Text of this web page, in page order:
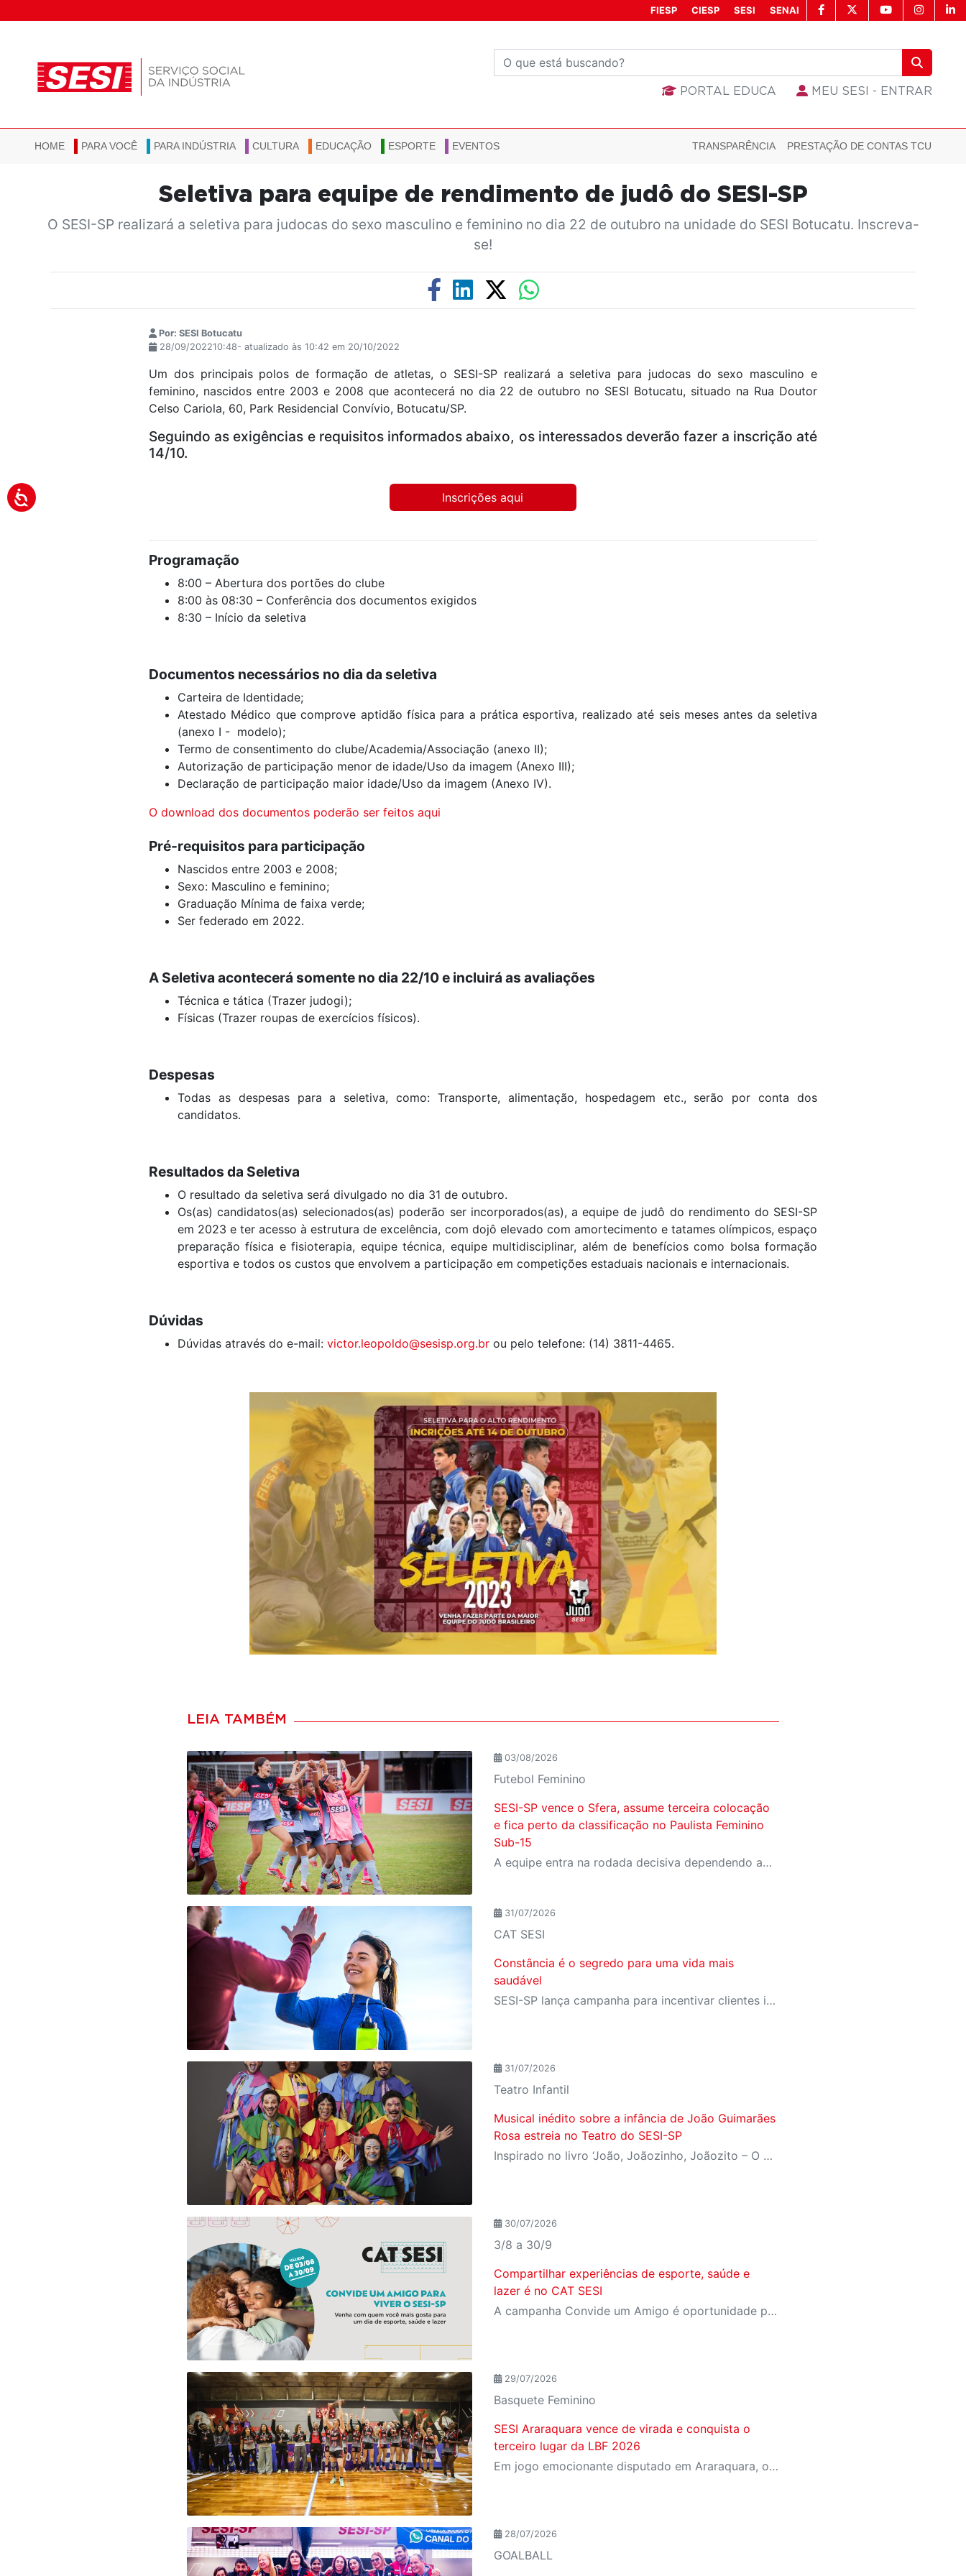
FIESP CIESP SESI SENAI
PORTAL EDUCA MEU SESI - ENTRAR
HOME PARA VOCÊ PARA INDÚSTRIA CULTURA EDUCAÇÃO ESPORTE EVENTOS TRANSPARÊNCIA PRESTAÇÃO DE CONTAS TCU
Seletiva para equipe de rendimento de judô do SESI-SP
O SESI-SP realizará a seletiva para judocas do sexo masculino e feminino no dia 22 de outubro na unidade do SESI Botucatu. Inscreva-
se!
Por: SESI Botucatu
28/09/202210:48- atualizado às 10:42 em 20/10/2022
Um dos principais polos de formação de atletas, o SESI-SP realizará a seletiva para judocas do sexo masculino e
feminino, nascidos entre 2003 e 2008 que acontecerá no dia 22 de outubro no SESI Botucatu, situado na Rua Doutor
Celso Cariola, 60, Park Residencial Convívio, Botucatu/SP.
Seguindo as exigências e requisitos informados abaixo, os interessados deverão fazer a inscrição até
14/10.
Inscrições aqui
Programação
8:00 – Abertura dos portões do clube
8:00 às 08:30 – Conferência dos documentos exigidos
8:30 – Início da seletiva
Documentos necessários no dia da seletiva
Carteira de Identidade;
Atestado Médico que comprove aptidão física para a prática esportiva, realizado até seis meses antes da seletiva
(anexo I - modelo);
Termo de consentimento do clube/Academia/Associação (anexo II);
Autorização de participação menor de idade/Uso da imagem (Anexo III);
Declaração de participação maior idade/Uso da imagem (Anexo IV).
O download dos documentos poderão ser feitos aqui
Pré-requisitos para participação
Nascidos entre 2003 e 2008;
Sexo: Masculino e feminino;
Graduação Mínima de faixa verde;
Ser federado em 2022.
A Seletiva acontecerá somente no dia 22/10 e incluirá as avaliações
Técnica e tática (Trazer judogi);
Físicas (Trazer roupas de exercícios físicos).
Despesas
Todas as despesas para a seletiva, como: Transporte, alimentação, hospedagem etc., serão por conta dos
candidatos.
Resultados da Seletiva
O resultado da seletiva será divulgado no dia 31 de outubro.
Os(as) candidatos(as) selecionados(as) poderão ser incorporados(as), a equipe de judô do rendimento do SESI-SP
em 2023 e ter acesso à estrutura de excelência, com dojô elevado com amortecimento e tatames olímpicos, espaço
preparação física e fisioterapia, equipe técnica, equipe multidisciplinar, além de benefícios como bolsa formação
esportiva e todos os custos que envolvem a participação em competições estaduais nacionais e internacionais.
Dúvidas
Dúvidas através do e-mail: victor.leopoldo@sesisp.org.br ou pelo telefone: (14) 3811-4465.
LEIA TAMBÉM
03/08/2026
Futebol Feminino
SESI-SP vence o Sfera, assume terceira colocação
e fica perto da classificação no Paulista Feminino
Sub-15
A equipe entra na rodada decisiva dependendo apenas de seus próprios resultados para avançar ao mata-mata
31/07/2026
CAT SESI
Constância é o segredo para uma vida mais
saudável
SESI-SP lança campanha para incentivar clientes inativos a retomarem a prática de atividades físicas, esporte e lazer com benefícios exclusivos
31/07/2026
Teatro Infantil
Musical inédito sobre a infância de João Guimarães
Rosa estreia no Teatro do SESI-SP
Inspirado no livro ‘João, Joãozinho, Joãozito – O Menino Encantado’, de Claudio Fragata, com direção e dramaturgia de Márcio Araújo, espetáculo acompanha os primeiros anos de vida do escritor mineiro e transforma sua infância em uma celebração da imaginação, da leitura e da cultura popular brasileira
30/07/2026
3/8 a 30/9
Compartilhar experiências de esporte, saúde e
lazer é no CAT SESI
A campanha Convide um Amigo é oportunidade para reunir amigos para aproveitar juntos toda estrutura da unidade SESI-SP mais próxima. Os benefícios para clientes e convidados estão no regulamento
29/07/2026
Basquete Feminino
SESI Araraquara vence de virada e conquista o
terceiro lugar da LBF 2026
Em jogo emocionante disputado em Araraquara, o SESI Araraquara Basquete superou um déficit de quase 20 pontos, contou com o apoio massivo da torcida e derrotou o Cerrado BRB por 77 a 71, conquistando o terceiro lugar da LBF Loterias Caixa 2026
28/07/2026
GOALBALL